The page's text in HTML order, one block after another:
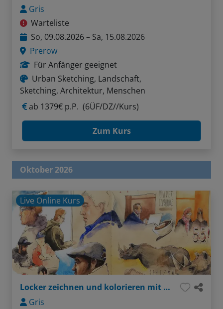
Gris
Warteliste
So, 09.08.2026 – Sa, 15.08.2026
Prerow
Für Anfänger geeignet
Urban Sketching, Landschaft,
Sketching, Architektur, Menschen
ab 1379€ p.P. (6ÜF/DZ//Kurs)
Zum Kurs
Oktober 2026
Live Online Kurs
Locker zeichnen und kolorieren mit Aquarell
Gris